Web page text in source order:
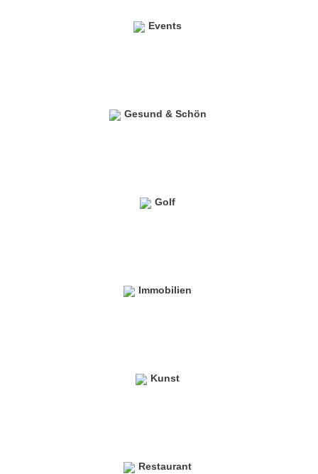
Events
Gesund & Schön
Golf
Immobilien
Kunst
Restaurant